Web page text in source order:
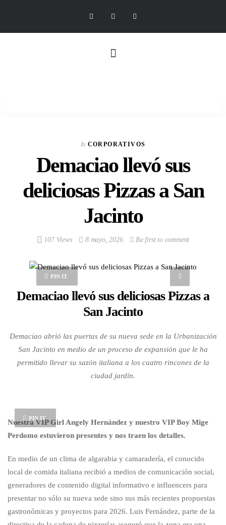
In CORPORATIVOS
Demaciao llevó sus
deliciosas Pizzas a San
Jacinto
107 Views 8 mayo, 2026 Be first to comment
PIN IT
Demaciao llevó sus deliciosas Pizzas a
San Jacinto
Demaciao abrió las puertas de su nueva sede en la Urbanización
San Jacinto en medio de un proceso de expansión que le ha
permitido llevar su sazón italiana a los cuatro rincones de la
ciudad jardín.
PIN IT
Nuestra VIP Girl Angely Hernández y nuestro VIP Boy Mige
Perdomo estuvieron presentes y nos traen los detalles.
En medio de un clima de algarabia y camaradería, el conocido
local de comida italiana recibió a medios de comunicación social,
generadores de contenido digital informativo e influencers para
presentar no sólo su nueva sede sino sus más recientes propuestas
gastronómicas y proyectos para 2026. Luis Fernández, parte de la